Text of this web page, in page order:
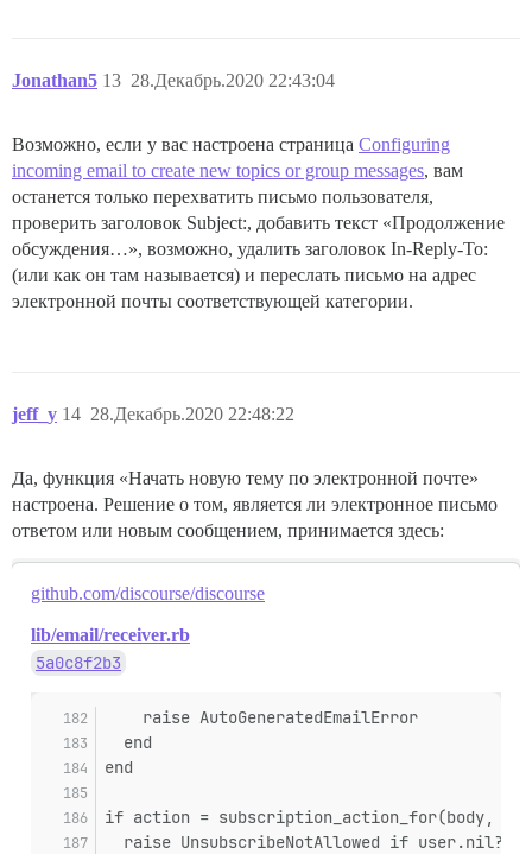
Jonathan5 28.Декабрь.2020 22:43:04
13
Возможно, если у вас настроена страница Configuring
incoming email to create new topics or group messages, вам
останется только перехватить письмо пользователя,
проверить заголовок Subject:, добавить текст «Продолжение
обсуждения…», возможно, удалить заголовок In-Reply-To:
(или как он там называется) и переслать письмо на адрес
электронной почты соответствующей категории.
jeff_y 28.Декабрь.2020 22:48:22
14
Да, функция «Начать новую тему по электронной почте»
настроена. Решение о том, является ли электронное письмо
ответом или новым сообщением, принимается здесь:
github.com/discourse/discourse
lib/email/receiver.rb
5a0c8f2b3
    raise AutoGeneratedEmailError
  end
end
if action = subscription_action_for(body,
  raise UnsubscribeNotAllowed if user.nil?